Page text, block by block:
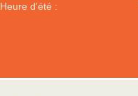
Heure d'été :